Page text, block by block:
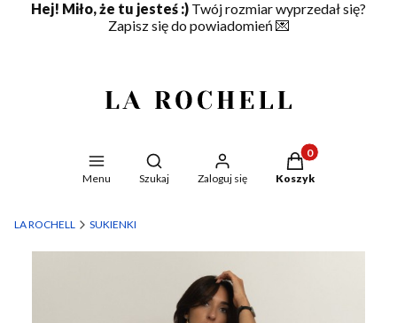
Hej! Miło, że tu jesteś :) Twój rozmiar wyprzedał się?
Zapisz się do powiadomień 💌
Menu
Otwórz wyszukiwarkę
Szukaj Zaloguj się
Produkty w
Koszyk
LA ROCHELL SUKIENKI